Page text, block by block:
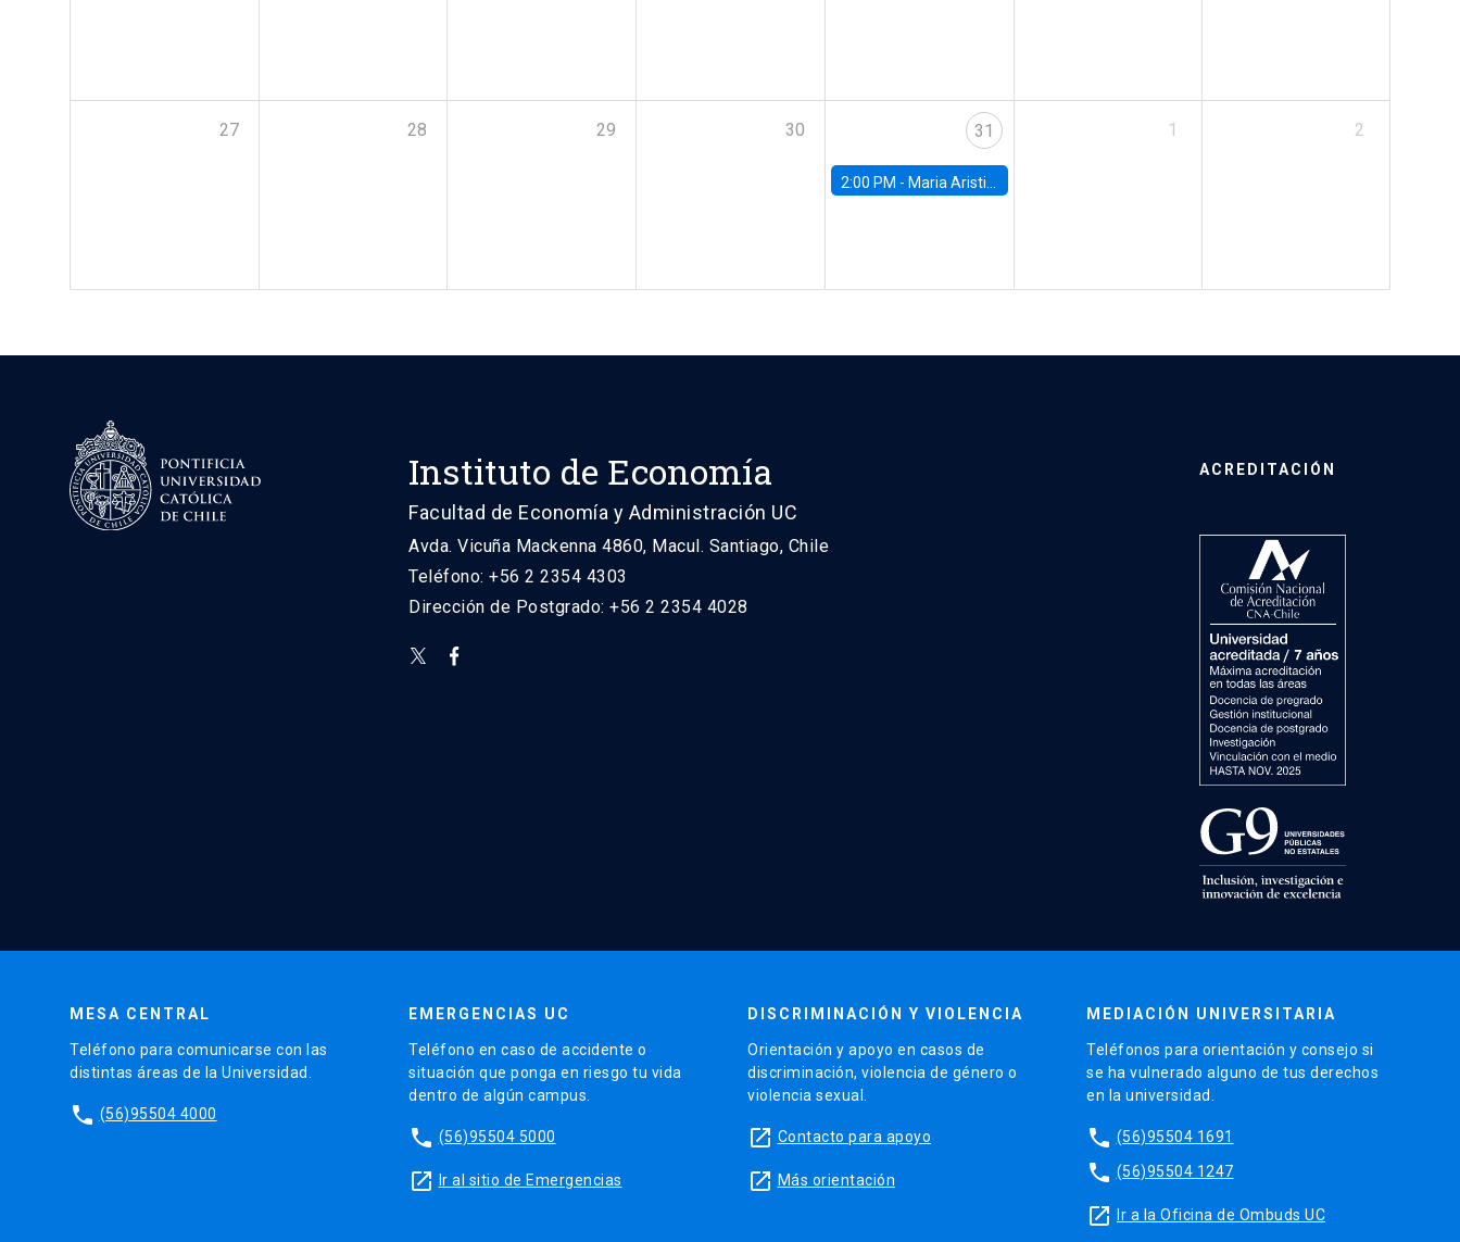
27 28 29 30 31
2:00 PM - Maria Aristizabal-Ramirez, FED Board
1 2
Instituto de Economía
Facultad de Economía y Administración UC
Avda. Vicuña Mackenna 4860, Macul. Santiago, Chile
Teléfono: +56 2 2354 4303
Dirección de Postgrado: +56 2 2354 4028
ACREDITACIÓN
MESA CENTRAL
Teléfono para comunicarse con las
distintas áreas de la Universidad.
phone (56)95504 4000
EMERGENCIAS UC
Teléfono en caso de accidente o
situación que ponga en riesgo tu vida
dentro de algún campus.
phone (56)95504 5000
launch Ir al sitio de Emergencias
DISCRIMINACIÓN Y VIOLENCIA
Orientación y apoyo en casos de
discriminación, violencia de género o
violencia sexual.
launch Contacto para apoyo
launch Más orientación
MEDIACIÓN UNIVERSITARIA
Teléfonos para orientación y consejo si
se ha vulnerado alguno de tus derechos
en la universidad.
phone (56)95504 1691
phone (56)95504 1247
launch Ir a la Oficina de Ombuds UC